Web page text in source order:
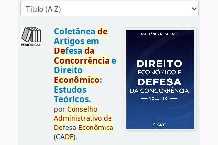
Coletânea de
Artigos em
Defesa da
Concorrência e
Direito
Econômico:
Estudos
Teóricos.
porConselho
Administrativo de
Defesa Econômica
(CADE).